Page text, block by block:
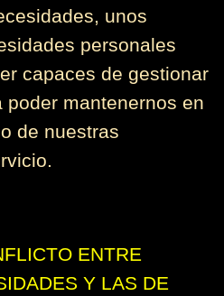
unos
personales
capaces de gestionar
mantenernos en
de nuestras
ENTRE
Y LAS DE